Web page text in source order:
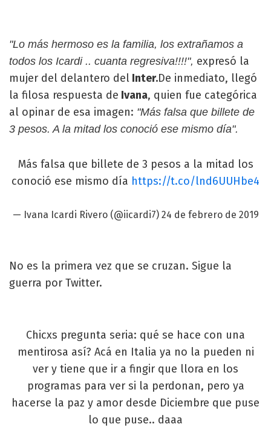
"Lo más hermoso es la familia, los extrañamos a
todos los Icardi .. cuanta regresiva!!!!", expresó la
mujer del delantero del Inter.De inmediato, llegó
la filosa respuesta de Ivana, quien fue categórica
al opinar de esa imagen: "Más falsa que billete de
3 pesos. A la mitad los conoció ese mismo día".
Más falsa que billete de 3 pesos a la mitad los
conoció ese mismo día https://t.co/lnd6UUHbe4
— Ivana Icardi Rivero (@iicardi7) 24 de febrero de 2019
No es la primera vez que se cruzan. Sigue la
guerra por Twitter.
Chicxs pregunta seria: qué se hace con una
mentirosa así? Acá en Italia ya no la pueden ni
ver y tiene que ir a fingir que llora en los
programas para ver si la perdonan, pero ya
hacerse la paz y amor desde Diciembre que puse
lo que puse.. daaa